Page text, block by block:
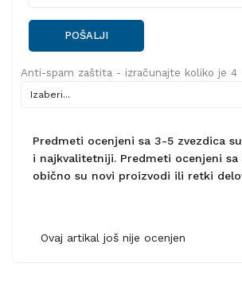
POŠALJI
Anti-spam zaštita - izračunajte koliko je 4
Predmeti ocenjeni sa 3-5 zvezdica
i najkvalitetniji. Predmeti ocenjeni sa
obično su novi proizvodi ili retki
Ovaj artikal još nije ocenjen